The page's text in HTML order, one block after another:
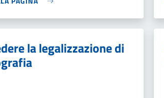
la legalizzazione di